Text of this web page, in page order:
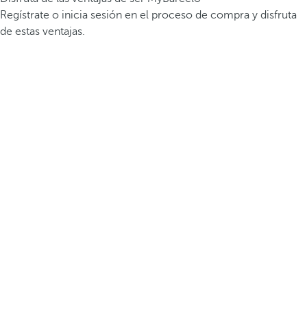
Regístrate o inicia sesión en el proceso de compra y disfruta
de estas ventajas.